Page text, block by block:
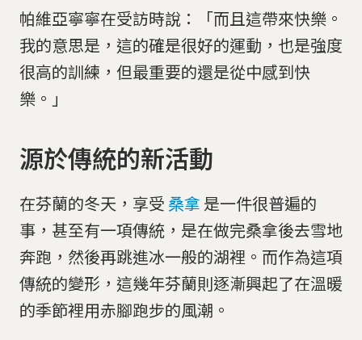
帕維亞寧寧在受訪時說：「而且這帶來快樂。
我的意思是，這的確是很好的運動，也是強度
很高的訓練，但最重要的還是從中感到快
樂。」
源於傳統的新活動
在芬蘭的冬天，享受 桑拿 是一件很普遍的
事，甚至有一項傳統，是在做完桑拿後去雪地
奔跑，然後再跳進冰一般的湖裡。而作為這項
傳統的變形，這幾年芬蘭則逐漸興起了在溫暖
的季節裡用赤腳跑步的風潮。